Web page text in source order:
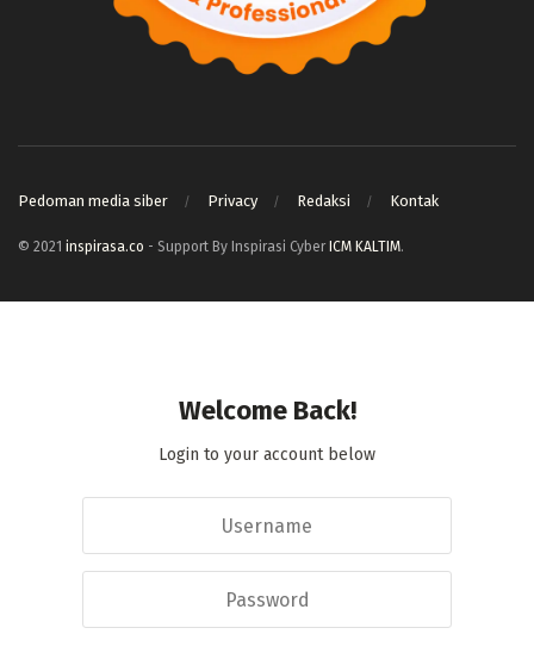
Pedoman media siber Privacy Redaksi Kontak
© 2021 inspirasa.co - Support By Inspirasi Cyber ICM KALTIM.
Welcome Back!
Login to your account below